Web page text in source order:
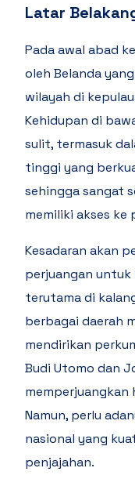
Latar
Pada awal abad
oleh Belanda
wilayah di
Kehidupan di
sulit, termasuk
tinggi yang
sehingga sangat
memiliki akses
Kesadaran akan
perjuangan untuk
terutama di
berbagai daerah
mendirikan
Budi Utomo dan
memperjuangkan
Namun, perlu
nasional yang
penjajahan.